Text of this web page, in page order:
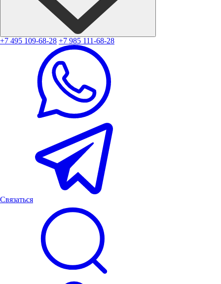
+7 495 109-68-28 +7 985 111-68-28
Связаться